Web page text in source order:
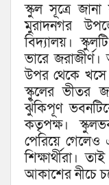
স্কুল সূত্রে
মুরাদনগর
বিদ্যালয়।
ভারে
উপর থেকে খসে
স্কুলের ভীতর
ঝুঁকিপূণ
কতৃপক্ষ।
পেরিয়ে
শিক্ষার্থীরা।
আকাশের নীচে